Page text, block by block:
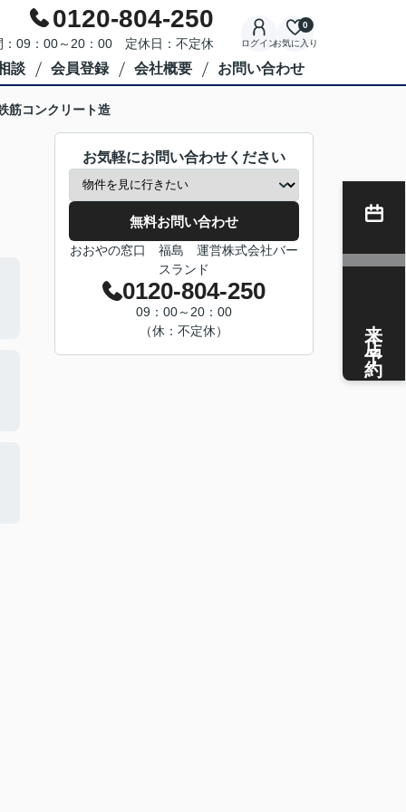
0120-804-250
：09：00～20：00 定休日：不定休 ログインお気に入り
0
談 会員登録 会社概要 お問い合わせ
コンクリート造
お気軽にお問い合わせください
無料お問い合わせ
おおやの窓口 福島 運営株式会社バー
スランド
0120-804-250
09：00～20：00
（休：不定休）
来店予約